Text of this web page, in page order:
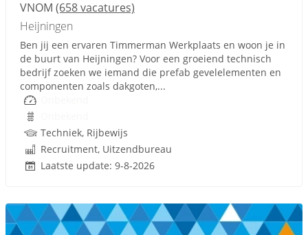
VNOM (658 vacatures)
Heijningen
Ben jij een ervaren Timmerman Werkplaats en woon je in
de buurt van Heijningen? Voor een groeiend technisch
bedrijf zoeken we iemand die prefab gevelelementen en
componenten zoals dakgoten,...
Techniek, Rijbewijs
Recruitment, Uitzendbureau
Laatste update: 9-8-2026